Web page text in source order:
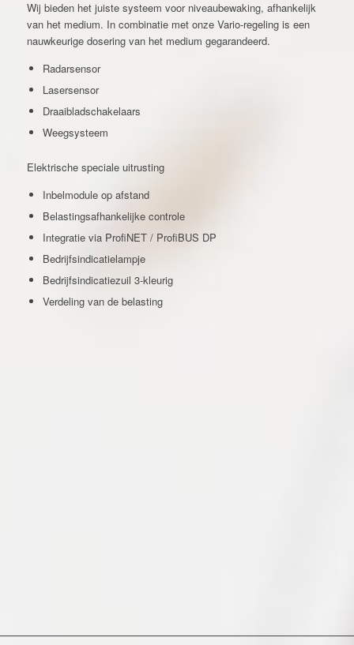
Wij bieden het juiste systeem voor niveaubewaking, afhankelijk
van het medium. In combinatie met onze Vario-regeling is een
nauwkeurige dosering van het medium gegarandeerd.
Radarsensor
Lasersensor
Draaibladschakelaars
Weegsysteem
Elektrische speciale uitrusting
Inbelmodule op afstand
Belastingsafhankelijke controle
Integratie via ProfiNET / ProfiBUS DP
Bedrijfsindicatielampje
Bedrijfsindicatiezuil 3-kleurig
Verdeling van de belasting